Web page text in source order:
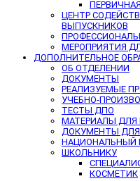
ЦЕНТР
ВЫПУСКНИКОВ
ПРОФЕССИОНАЛЫ
МЕРОПРИЯТИЯ
ДОПОЛНИТЕЛЬНОЕ
ОБ ОТДЕЛЕНИИ
ДОКУМЕНТЫ
РЕАЛИЗУЕМЫЕ
УЧЕБНО-
ТЕСТЫ ДПО
МАТЕРИАЛЫ ДЛЯ
ДОКУМЕНТЫ ДЛЯ
НАЦИОНАЛЬНЫЙ
ШКОЛЬНИКУ
КОСМЕТИК